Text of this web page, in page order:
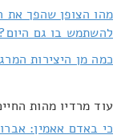
מהו הצופן שהפך את
להשתמש בו גם היום?
כמה מן היצירות
עוד מרדיו מהות
כי באדם אאמין: